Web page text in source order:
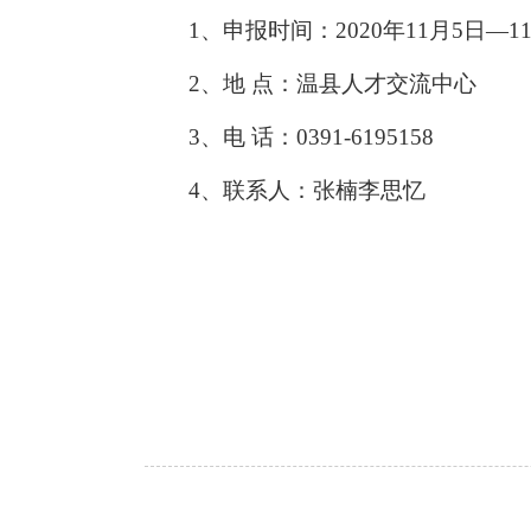
1、申报时间：2020年11月5日
2、地 点：温县人才交流中心
3、电 话：0391-6195158
4、联系人：张楠李思忆